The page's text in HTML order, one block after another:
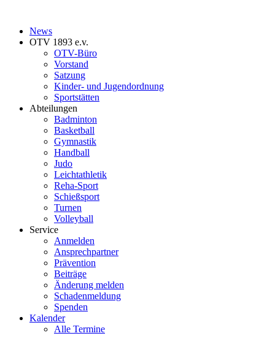
News
OTV 1893 e.v.
OTV-Büro
Vorstand
Satzung
Kinder- und Jugendordnung
Sportstätten
Abteilungen
Badminton
Basketball
Gymnastik
Handball
Judo
Leichtathletik
Reha-Sport
Schießsport
Turnen
Volleyball
Service
Anmelden
Ansprechpartner
Prävention
Beiträge
Änderung melden
Schadenmeldung
Spenden
Kalender
Alle Termine